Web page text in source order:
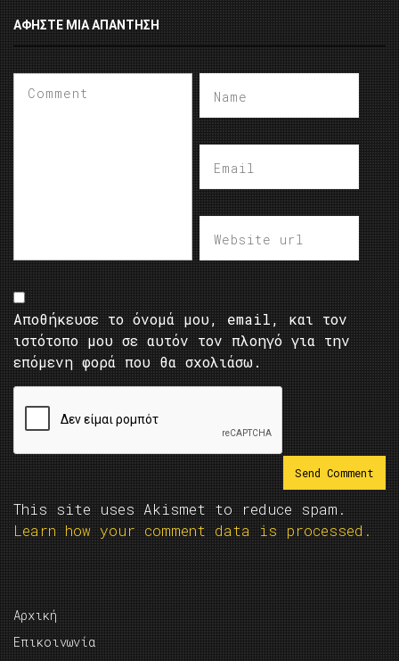
ΑΦΉΣΤΕ ΜΙΑ ΑΠΆΝΤΗΣΗ
Αποθήκευσε το όνομά μου, email, και τον
ιστότοπο μου σε αυτόν τον πλοηγό για την
επόμενη φορά που θα σχολιάσω.
This site uses Akismet to reduce spam.
Learn how your comment data is processed.
Αρχική
Επικοινωνία